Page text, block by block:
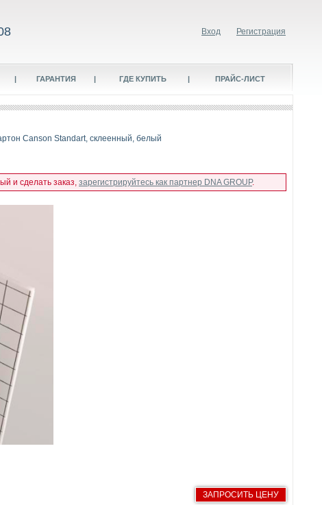
Вход Регистрация
| ГАРАНТИЯ | ГДЕ КУПИТЬ | ПРАЙС-ЛИСТ
Canson Standart, склеенный, белый
и сделать заказ, зарегистрируйтесь как партнер DNA GROUP.
ЗАПРОСИТЬ ЦЕНУ